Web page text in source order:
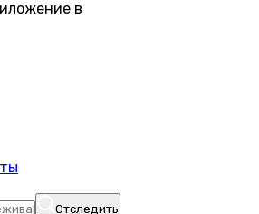
в
Отследить